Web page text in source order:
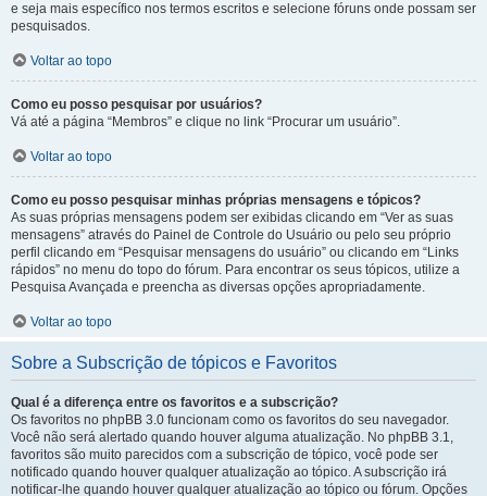
e seja mais específico nos termos escritos e selecione fóruns onde possam ser
pesquisados.
Voltar ao topo
Como eu posso pesquisar por usuários?
Vá até a página “Membros” e clique no link “Procurar um usuário”.
Voltar ao topo
Como eu posso pesquisar minhas próprias mensagens e tópicos?
As suas próprias mensagens podem ser exibidas clicando em “Ver as suas
mensagens” através do Painel de Controle do Usuário ou pelo seu próprio
perfil clicando em “Pesquisar mensagens do usuário” ou clicando em “Links
rápidos” no menu do topo do fórum. Para encontrar os seus tópicos, utilize a
Pesquisa Avançada e preencha as diversas opções apropriadamente.
Voltar ao topo
Sobre a Subscrição de tópicos e Favoritos
Qual é a diferença entre os favoritos e a subscrição?
Os favoritos no phpBB 3.0 funcionam como os favoritos do seu navegador.
Você não será alertado quando houver alguma atualização. No phpBB 3.1,
favoritos são muito parecidos com a subscrição de tópico, você pode ser
notificado quando houver qualquer atualização ao tópico. A subscrição irá
notificar-lhe quando houver qualquer atualização ao tópico ou fórum. Opções